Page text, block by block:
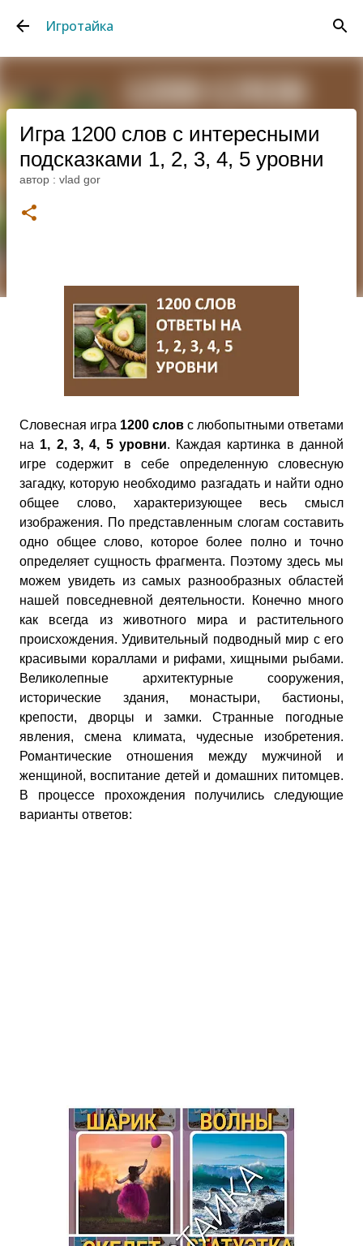
Игротайка
Игра 1200 слов с интересными
подсказками 1, 2, 3, 4, 5 уровни
автор : vlad gor
Словесная игра 1200 слов с любопытными ответами
на 1, 2, 3, 4, 5 уровни. Каждая картинка в данной
игре содержит в себе определенную словесную
загадку, которую необходимо разгадать и найти одно
общее слово, характеризующее весь смысл
изображения. По представленным слогам составить
одно общее слово, которое более полно и точно
определяет сущность фрагмента. Поэтому здесь мы
можем увидеть из самых разнообразных областей
нашей повседневной деятельности. Конечно много
как всегда из животного мира и растительного
происхождения. Удивительный подводный мир с его
красивыми кораллами и рифами, хищными рыбами.
Великолепные архитектурные сооружения,
исторические здания, монастыри, бастионы,
крепости, дворцы и замки. Странные погодные
явления, смена климата, чудесные изобретения.
Романтические отношения между мужчиной и
женщиной, воспитание детей и домашних питомцев.
В процессе прохождения получились следующие
варианты ответов: